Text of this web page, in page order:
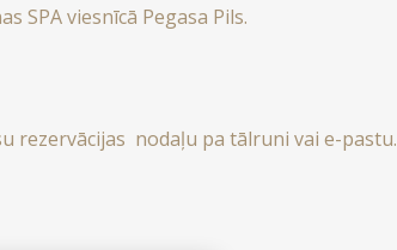
SPA viesnīcā Pegasa Pils.
rezervācijas nodaļu pa tālruni vai e-pastu.